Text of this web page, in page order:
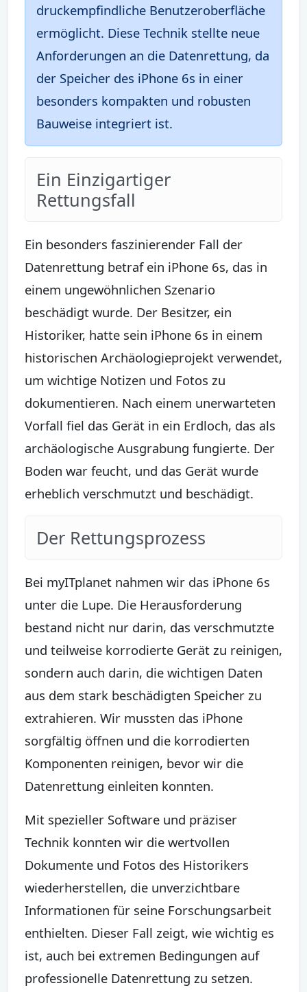
druckempfindliche Benutzeroberfläche
ermöglicht. Diese Technik stellte neue
Anforderungen an die Datenrettung, da
der Speicher des iPhone 6s in einer
besonders kompakten und robusten
Bauweise integriert ist.
Ein Einzigartiger
Rettungsfall
Ein besonders faszinierender Fall der
Datenrettung betraf ein iPhone 6s, das in
einem ungewöhnlichen Szenario
beschädigt wurde. Der Besitzer, ein
Historiker, hatte sein iPhone 6s in einem
historischen Archäologieprojekt verwendet,
um wichtige Notizen und Fotos zu
dokumentieren. Nach einem unerwarteten
Vorfall fiel das Gerät in ein Erdloch, das als
archäologische Ausgrabung fungierte. Der
Boden war feucht, und das Gerät wurde
erheblich verschmutzt und beschädigt.
Der Rettungsprozess
Bei myITplanet nahmen wir das iPhone 6s
unter die Lupe. Die Herausforderung
bestand nicht nur darin, das verschmutzte
und teilweise korrodierte Gerät zu reinigen,
sondern auch darin, die wichtigen Daten
aus dem stark beschädigten Speicher zu
extrahieren. Wir mussten das iPhone
sorgfältig öffnen und die korrodierten
Komponenten reinigen, bevor wir die
Datenrettung einleiten konnten.
Mit spezieller Software und präziser
Technik konnten wir die wertvollen
Dokumente und Fotos des Historikers
wiederherstellen, die unverzichtbare
Informationen für seine Forschungsarbeit
enthielten. Dieser Fall zeigt, wie wichtig es
ist, auch bei extremen Bedingungen auf
professionelle Datenrettung zu setzen.